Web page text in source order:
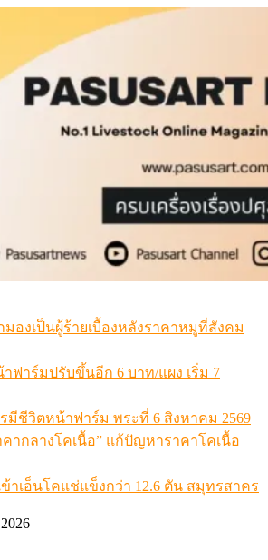
มองเป็นผู้ร้ายเบื้องหลังราคาหมูที่สังคม
ฟาร์มปรับขึ้นอีก 6 บาท/แผง เริ่ม 7
มีชีวิตหน้าฟาร์ม พระที่ 6 สิงหาคม 2569
คากลางโคเนื้อ” แก้ปัญหาราคาโคเนื้อ
าเอ็นโคแช่แข็งกว่า 12.6 ตัน สมุทรสาคร